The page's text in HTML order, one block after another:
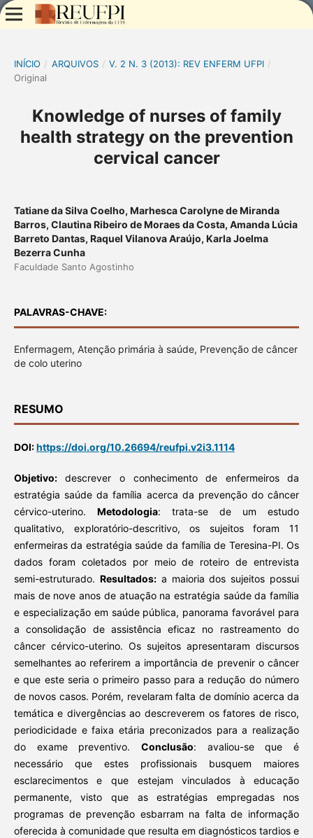
INÍCIO / ARQUIVOS / V. 2 N. 3 (2013): REV ENFERM UFPI /
Original
Knowledge of nurses of family
health strategy on the prevention
cervical cancer
Tatiane da Silva Coelho, Marhesca Carolyne de Miranda
Barros, Clautina Ribeiro de Moraes da Costa, Amanda Lúcia
Barreto Dantas, Raquel Vilanova Araújo, Karla Joelma
Bezerra Cunha
Faculdade Santo Agostinho
PALAVRAS-CHAVE:
Enfermagem, Atenção primária à saúde, Prevenção de câncer
de colo uterino
RESUMO
DOI:https://doi.org/10.26694/reufpi.v2i3.1114
Objetivo:descrever o conhecimento de enfermeiros da
estratégia saúde da família acerca da prevenção do câncer
cérvico-uterino. Metodologia: trata-se de um estudo
qualitativo, exploratório-descritivo, os sujeitos foram 11
enfermeiras da estratégia saúde da família de Teresina-PI. Os
dados foram coletados por meio de roteiro de entrevista
semi-estruturado. Resultados:a maioria dos sujeitos possui
mais de nove anos de atuação na estratégia saúde da família
e especialização em saúde pública, panorama favorável para
a consolidação de assistência eficaz no rastreamento do
câncer cérvico-uterino. Os sujeitos apresentaram discursos
semelhantes ao referirem a importância de prevenir o câncer
e que este seria o primeiro passo para a redução do número
de novos casos. Porém, revelaram falta de domínio acerca da
temática e divergências ao descreverem os fatores de risco,
periodicidade e faixa etária preconizados para a realização
do exame preventivo. Conclusão: avaliou-se que é
necessário que estes profissionais busquem maiores
esclarecimentos e que estejam vinculados à educação
permanente, visto que as estratégias empregadas nos
programas de prevenção esbarram na falta de informação
oferecida à comunidade que resulta em diagnósticos tardios e